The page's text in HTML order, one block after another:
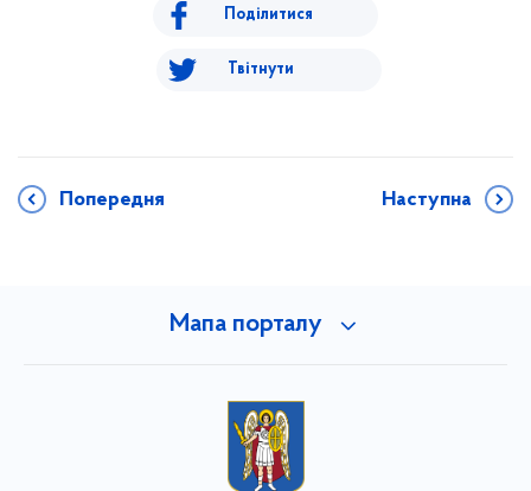
Поділитися
Твітнути
Попередня Наступна
Мапа порталу